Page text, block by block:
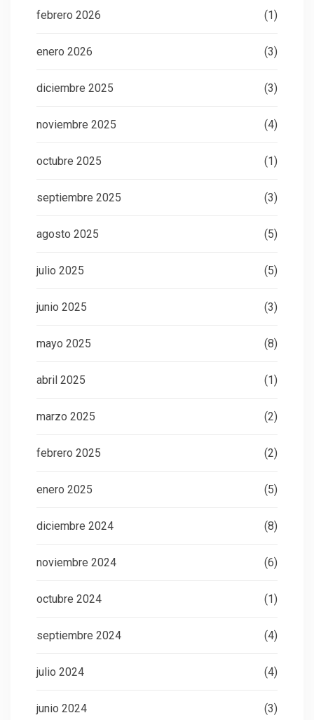
febrero 2026 (1)
enero 2026 (3)
diciembre 2025 (3)
noviembre 2025 (4)
octubre 2025 (1)
septiembre 2025 (3)
agosto 2025 (5)
julio 2025 (5)
junio 2025 (3)
mayo 2025 (8)
abril 2025 (1)
marzo 2025 (2)
febrero 2025 (2)
enero 2025 (5)
diciembre 2024 (8)
noviembre 2024 (6)
octubre 2024 (1)
septiembre 2024 (4)
julio 2024 (4)
junio 2024 (3)